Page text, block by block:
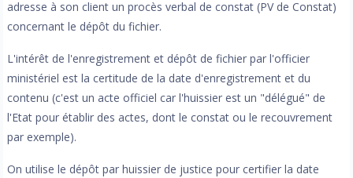
adresse à son client un procès verbal de constat (PV de Constat)
concernant le dépôt du fichier.
L'intérêt de l'enregistrement et dépôt de fichier par l'officier
ministériel est la certitude de la date d'enregistrement et du
contenu (c'est un acte officiel car l'huissier est un "délégué" de
l'Etat pour établir des actes, dont le constat ou le recouvrement
par exemple).
On utilise le dépôt par huissier de justice pour certifier la date